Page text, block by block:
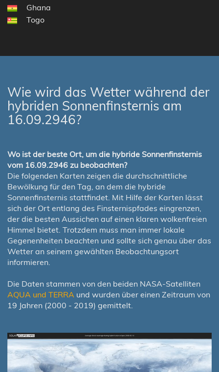
Ghana
Togo
Wie wird das Wetter während der
hybriden Sonnenfinsternis am
16.09.2946?
Wo ist der beste Ort, um die hybride Sonnenfinsternis
vom 16.09.2946 zu beobachten?
Die folgenden Karten zeigen die durchschnittliche
Bewölkung für den Tag, an dem die hybride
Sonnenfinsternis stattfindet. Mit Hilfe der Karten lässt
sich der Ort entlang des Finsternispfades eingrenzen,
der die besten Aussichen auf einen klaren wolkenfreien
Himmel bietet. Trotzdem muss man immer lokale
Gegenenheiten beachten und sollte sich genau über das
Wetter an seinem gewählten Beobachtungsort
informieren.
Die Daten stammen von den beiden NASA-Satelliten
AQUA und TERRA und wurden über einen Zeitraum von
19 Jahren (2000 - 2019) gemittelt.